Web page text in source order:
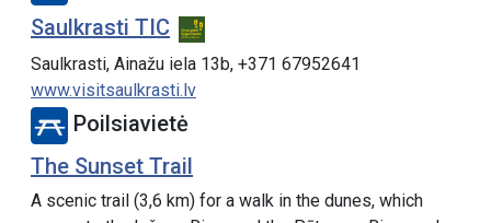
Saulkrasti TIC
Saulkrasti, Ainažu iela 13b, +371 67952641
www.visitsaulkrasti.lv
Poilsiavietė
The Sunset Trail
A scenic trail (3,6 km) for a walk in the dunes, which